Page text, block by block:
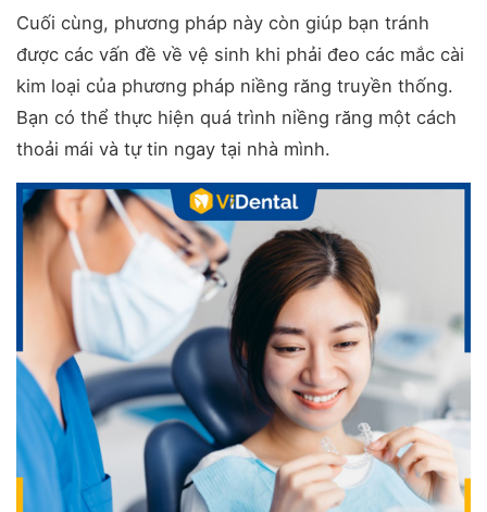
Cuối cùng, phương pháp này còn giúp bạn tránh
được các vấn đề về vệ sinh khi phải đeo các mắc cài
kim loại của phương pháp niềng răng truyền thống.
Bạn có thể thực hiện quá trình niềng răng một cách
thoải mái và tự tin ngay tại nhà mình.